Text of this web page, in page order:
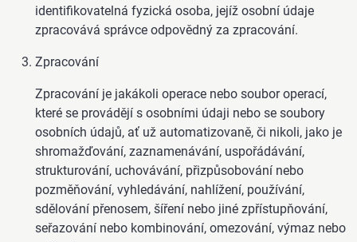
identifikovatelná fyzická osoba, jejíž osobní údaje
zpracovává správce odpovědný za zpracování.
Zpracování
Zpracování je jakákoli operace nebo soubor operací,
které se provádějí s osobními údaji nebo se soubory
osobních údajů, ať už automatizovaně, či nikoli, jako je
shromažďování, zaznamenávání, uspořádávání,
strukturování, uchovávání, přizpůsobování nebo
pozměňování, vyhledávání, nahlížení, používání,
sdělování přenosem, šíření nebo jiné zpřístupňování,
seřazování nebo kombinování, omezování, výmaz nebo